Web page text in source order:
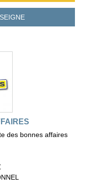
des bonnes affaires